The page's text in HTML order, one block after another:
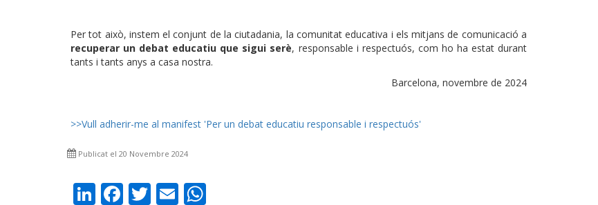
Per tot això, instem el conjunt de la ciutadania, la comunitat educativa i els mitjans de comunicació a
recuperar un debat educatiu que sigui serè, responsable i respectuós, com ho ha estat durant
tants i tants anys a casa nostra.
Barcelona, novembre de 2024
>>Vull adherir-me al manifest 'Per un debat educatiu responsable i respectuós'
Publicat el 20 Novembre 2024
LinkedIn
Facebook
Twitter
Email